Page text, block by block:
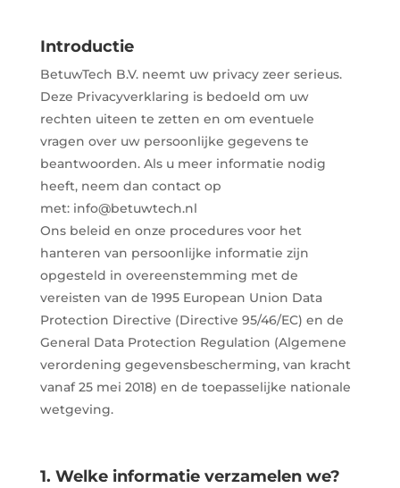
Introductie
BetuwTech B.V. neemt uw privacy zeer serieus.
Deze Privacyverklaring is bedoeld om uw
rechten uiteen te zetten en om eventuele
vragen over uw persoonlijke gegevens te
beantwoorden. Als u meer informatie nodig
heeft, neem dan contact op
met: info@betuwtech.nl
Ons beleid en onze procedures voor het
hanteren van persoonlijke informatie zijn
opgesteld in overeenstemming met de
vereisten van de 1995 European Union Data
Protection Directive (Directive 95/46/EC) en de
General Data Protection Regulation (Algemene
verordening gegevensbescherming, van kracht
vanaf 25 mei 2018) en de toepasselijke nationale
wetgeving.
1. Welkeinformatieverzamelen we?